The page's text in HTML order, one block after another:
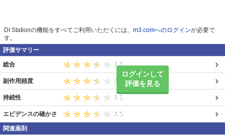
DI Stationの機能をすべてご利用いただくには、 m3.comへのログインが必要で
す。
評価サマリー
ログインして
評価を見る
総合
副作用頻度
持続性
エビデンスの確かさ
関連薬剤